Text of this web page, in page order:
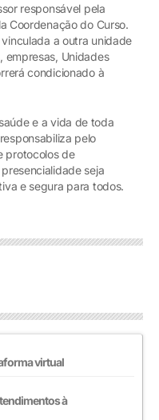
responsável pela
Coordenação do Curso.
a outra unidade
empresas, Unidades
condicionado à
e a vida de toda
pelo
protocolos de
seja
e segura para todos.
virtual
à